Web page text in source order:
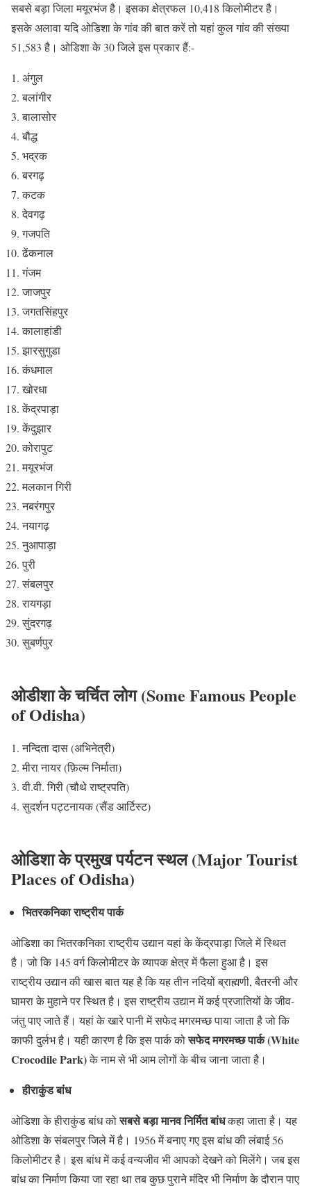
सबसे बड़ा जिला मयूरभंज है। इसका क्षेत्रफल 10,418 किलोमीटर है।
इसके अलावा यदि ओडिशा के गांव की बात करें तो यहां कुल गांव की संख्या
51,583 है। ओडिशा के 30 जिले इस प्रकार हैं:-
अंगुल
बलांगीर
बालासोर
बौद्ध
भद्रक
बरगढ़
कटक
देवगढ़
गजपति
ढेंकनाल
गंजम
जाजपुर
जगतसिंहपुर
कालाहांडी
झारसुगुडा
कंधमाल
खोरधा
केंद्रपाड़ा
केंदुझार
कोरापुट
मयूरभंज
मलकान गिरी
नबरंगपुर
नयागढ़
नुआपाड़ा
पुरी
संबलपुर
रायगड़ा
सुंदरगढ़
सुबर्णपुर
ओडीशा के चर्चित लोग (Some Famous People
of Odisha)
नन्दिता दास (अभिनेत्री)
मीरा नायर (फ़िल्म निर्माता)
वी.वी. गिरी (चौथे राष्ट्रपति)
सुदर्शन पट्टनायक (सैंड आर्टिस्ट)
ओडिशा के प्रमुख पर्यटन स्थल (Major Tourist
Places of Odisha)
भितरकनिका राष्ट्रीय पार्क
ओडिशा का भितरकनिका राष्ट्रीय उद्यान यहां के केंद्रपाड़ा जिले में स्थित
है। जो कि 145 वर्ग किलोमीटर के व्यापक क्षेत्र में फैला हुआ है। इस
राष्ट्रीय उद्यान की खास बात यह है कि यह तीन नदियों ब्राह्मणी, बैतरनी और
घामरा के मुहाने पर स्थित है। इस राष्ट्रीय उद्यान में कई प्रजातियों के जीव-
जंतु पाए जाते हैं। यहां के खारे पानी में सफेद मगरमच्छ पाया जाता है जो कि
काफी दुर्लभ है। यही कारण है कि इस पार्क कोसफेद मगरमच्छ पार्क (White
Crocodile Park)के नाम से भी आम लोगों के बीच जाना जाता है।
हीराकुंड बांध
ओडिशा के हीराकुंड बांध कोसबसे बड़ा मानव निर्मित बांधकहा जाता है। यह
ओडिशा के संबलपुर जिले में है। 1956 में बनाए गए इस बांध की लंबाई 56
किलोमीटर है। इस बांध में कई वन्यजीव भी आपको देखने को मिलेंगे। जब इस
बांध का निर्माण किया जा रहा था तब कुछ पुराने मंदिर भी निर्माण के दौरान पाए